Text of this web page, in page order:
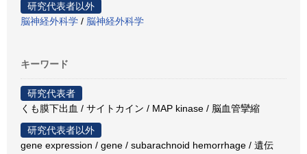
研究代表者以外
脳神経外科学 / 脳神経外科学
キーワード
研究代表者
くも膜下出血 / サイトカイン / MAP kinase / 脳血管攣縮
研究代表者以外
gene expression / gene / subarachnoid hemorrhage / 遺伝